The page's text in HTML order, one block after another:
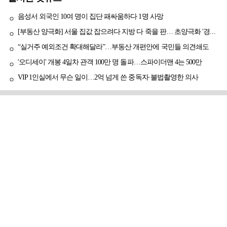
음성서 외국인 10여 명이 집단 패싸움하다 1명 사망
[부동산 양극화] 서울 집값 잡으려다 지방 다 죽을 판… 초양극화 '경고등'
“실거주 예외조건 확대해달라”…부동산 개편안에 국민들 의견쇄도
'오디세이' 개봉 4일차 관객 100만 명 돌파…스파이더맨 4는 500만
VIP 1인실에서 무슨 일이…2억 넘게 쓴 중독자·불법촬영한 의사